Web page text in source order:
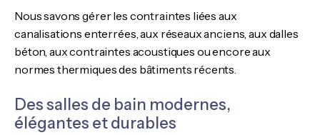
Nous savons gérer les contraintes liées aux
canalisations enterrées, aux réseaux anciens, aux dalles
béton, aux contraintes acoustiques ou encore aux
normes thermiques des bâtiments récents.
Des salles de bain modernes,
élégantes et durables